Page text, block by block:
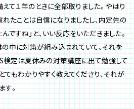
て１年のときに全部取りました。やはり
たことは自信になりましたし、内定先の
ですね」と、いい反応をいただきました。
中に対策が組み込まれていて、それを
検定は夏休みの対策講座に出て勉強して
もわかりやすく教えてくださり、それが
す。